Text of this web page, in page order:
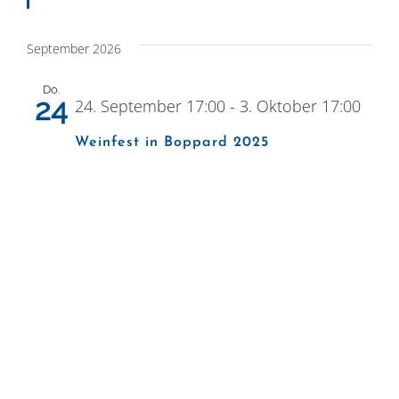
September 2026
Do.
24
Weinfest in Boppard 2025
24. September 17:00 - 3. Oktober 17:00